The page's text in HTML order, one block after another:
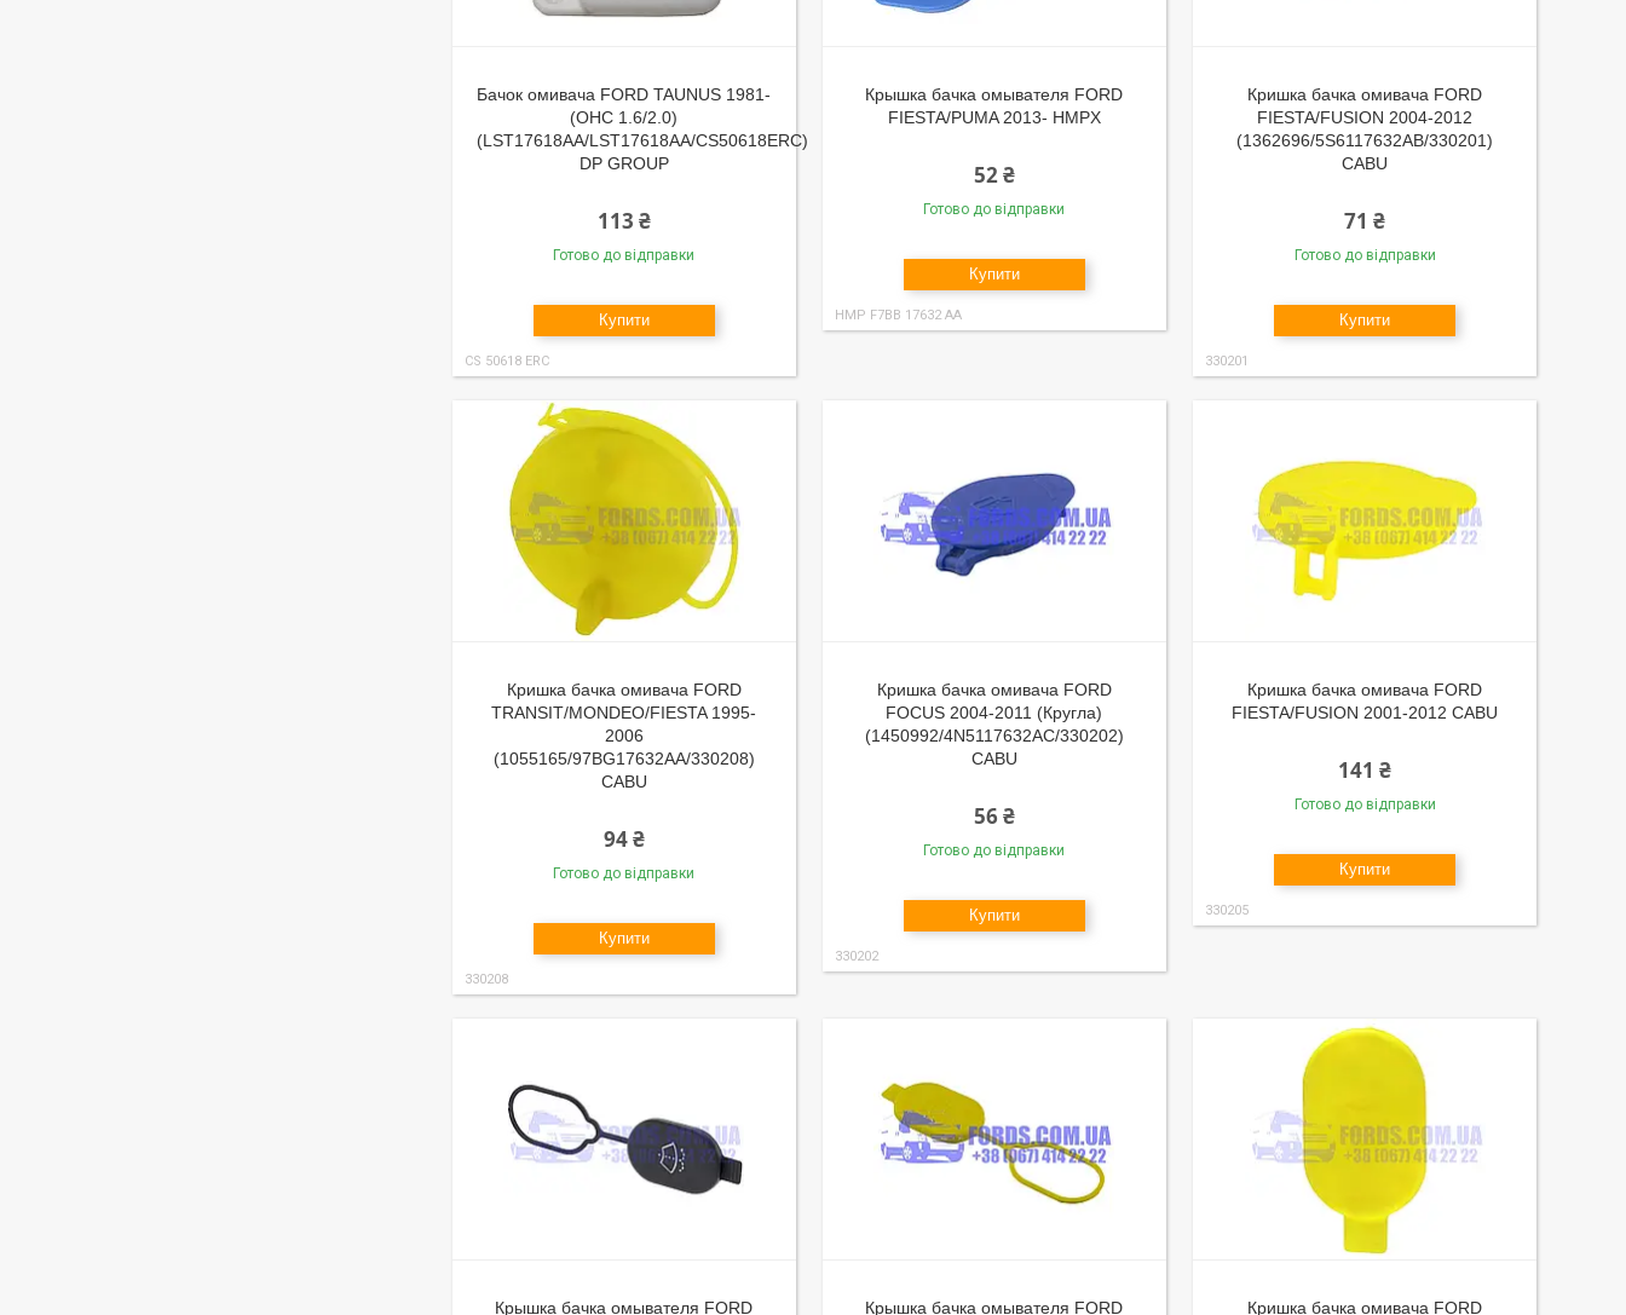
Бачок омивача FORD TAUNUS 1981-
(OHC 1.6/2.0)
(LST17618AA/LST17618AA/CS50618ERC)
DP GROUP
113 ₴
Готово до відправки
Купити
CS 50618 ERC
Крышка бачка омывателя FORD
FIESTA/PUMA 2013- HMPX
52 ₴
Готово до відправки
Купити
HMP F7BB 17632 AA
Кришка бачка омивача FORD
FIESTA/FUSION 2004-2012
(1362696/5S6117632AB/330201)
CABU
71 ₴
Готово до відправки
Купити
330201
Кришка бачка омивача FORD
TRANSIT/MONDEO/FIESTA 1995-
2006
(1055165/97BG17632AA/330208)
CABU
94 ₴
Готово до відправки
Купити
330208
Кришка бачка омивача FORD
FOCUS 2004-2011 (Кругла)
(1450992/4N5117632AC/330202)
CABU
56 ₴
Готово до відправки
Купити
330202
Кришка бачка омивача FORD
FIESTA/FUSION 2001-2012 CABU
141 ₴
Готово до відправки
Купити
330205
Крышка бачка омывателя FORD Крышка бачка омывателя FORD Кришка бачка омивача FORD